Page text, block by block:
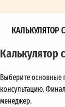
КАЛЬКУЛЯТОР
Калькулятор
Выберите основные
консультацию.
менеджер.